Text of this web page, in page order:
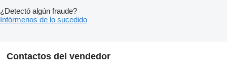
¿Detectó algún fraude?
Infórmenos de lo sucedido
Contactos del vendedor